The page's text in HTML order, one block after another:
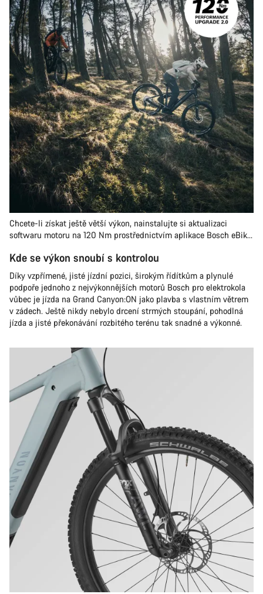
Chcete-li získat ještě větší výkon, nainstalujte si aktualizaci
softwaru motoru na 120 Nm prostřednictvím aplikace Bosch eBike
Kde se výkon snoubí s kontrolou
Díky vzpřímené, jisté jízdní pozici, širokým řídítkům a plynulé
podpoře jednoho z nejvýkonnějších motorů Bosch pro elektrokola
vůbec je jízda na Grand Canyon:ON jako plavba s vlastním větrem
v zádech. Ještě nikdy nebylo drcení strmých stoupání, pohodlná
jízda a jisté překonávání rozbitého terénu tak snadné a výkonné.